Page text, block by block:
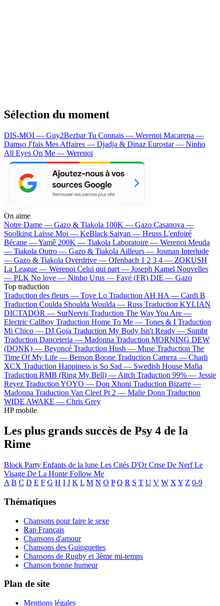
Sélection du moment
DIS-MOI — Guy2BezbarTu Connais — Werenoi Macarena —
Damso J'fais Mes Affaires — Djadja & Dinaz Eurostar — Ninho
All Eyes On Me — Werenoi
On aime
Notre Dame — Gazo & Tiakola 100K — Gazo Casanova —
Soolking Laisse Moi — KeBlack Saiyan — Heuss L'enfoiré
Bécane —Yamê 200K — Tiakola Laboratoire — Werenoi Meuda
— Tiakola Outro — Gazo & Tiakola Ailleurs — Josman Interlude
— Gazo & Tiakola Overdrive — Ofenbach 1 2 3 4 — ZOKUSH
La League — Werenoi Celui qui part — Joseph Kamel Nouvelles
— PLK No love — Ninho Urus — Favé (FR) DIE — Gazo
Top traduction
Traduction des fleurs — Tove Lo Traduction AH HA — Cardi B
Traduction Coulda Shoulda Woulda — Russ Traduction KYLIAN
DICTADOR — SurNervis Traduction The Way You Are —
Electric Callboy Traduction Home To Me — Tones & I Traduction
Mi Chico — DJ Goja Traduction My Body Isn't Ready — Sombr
Traduction Danceteria — Madonna Traduction MORNING DEW
(DONK) — Beyoncé Traduction Hush — Muse Traduction The
Time Of My Life — Benson Boone Traduction Camera — Charli
XCX Traduction Happiness is So Sad — Swedish House Mafia
Traduction RMB (Ring My Bell) — Aitch Traduction 99% — Jessie
Reyez Traduction YOYO — Don Xhoni Traduction Bizarre —
Madonna Traduction Van Cleef Pt 2 — Malie Donn Traduction
WIDE AWAKE — Chris Grey
HP mobile
Les plus grands succès de Psy 4 de la
Rime
Block Party Enfants de la lune Les Cités D'OrCrise De NerfLe
Visage De La Honte Follow Me
A B C D E F G H I J K L M N O P Q R S T U V W X Y Z 0-9
Thématiques
Chansons pour faire le sexe
Rap Français
Chansons d'amour
Chansons des Guinguettes
Chansons de Rugby et 3ème mi-temps
Chanson bonne humeur
Plan de site
Mentions légales